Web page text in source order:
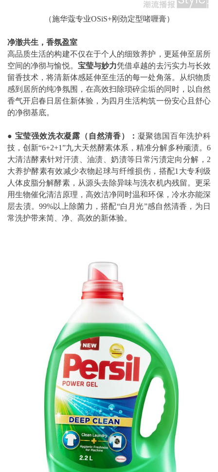
（施华蔻专业OSiS+刚劲定型啫喱膏）
净澈共生，香氛盈室
高品质生活的构建不仅在于个人的细致养护，更延伸至居所
空间的净彻与愉悦。 宝莹与妙力凭借卓越的去污实力与长效
留香技术，将清新体感延伸至生活的每一处角落。从织物质
感到居所的纯净氛围，在高效扫除琐碎尘垢的同时，以自然
香气开启春日居住新体验，为四月生活构筑一份安心且舒心
的净彻基底。
● 宝莹强效洗衣凝露（自然清香）： 凝聚德国百年洗护科
技，创新“6+2+1”九大天然酵素体系，精准分解多种顽渍。6
大清洁酵素针对汗渍、油渍、奶渍等日常污渍定向分解，2
大养护酵素有效减少衣物起球与纤维损伤，搭配1大专利级
人体皮脂分解酵素，从源头去除异味与洗衣机内残留。更采
用生物催化清洁原理，高效洁净同时温和环保，冷水亦能深
层去渍。99%以上除菌力，搭配“白月光”感自然清香，为日
常洗护带来简、净、高效的新体验。